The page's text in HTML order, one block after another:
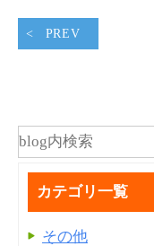
PREV
カテゴリ一覧
その他